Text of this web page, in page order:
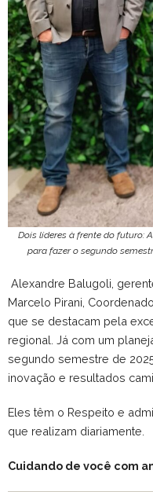
Dois líderes à frente do futuro:
para fazer o segundo
Alexandre Balugoli,
Marcelo Pirani,
que se destacam pela
regional. Já com um
segundo semestre de
inovação e resultados
Eles têm o Respeito e
que realizam diariamente.
Cuidando de você com